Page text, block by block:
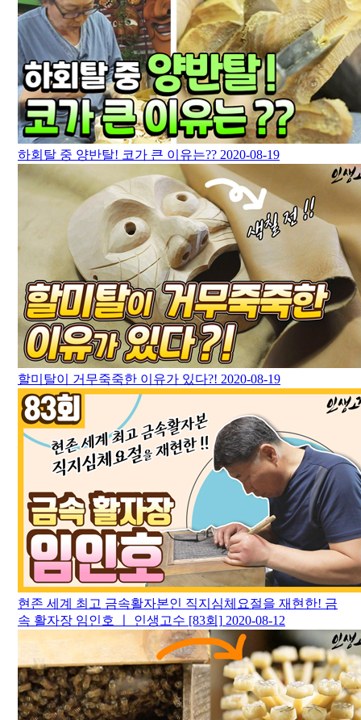
하회탈 중 양반탈! 코가 큰 이유는?? 2020-08-19
할미탈이 거무죽죽한 이유가 있다?! 2020-08-19
현존 세계 최고 금속활자본인 직지심체요절을 재현한! 금
속 활자장 임인호 ㅣ 인생고수 [83회] 2020-08-12